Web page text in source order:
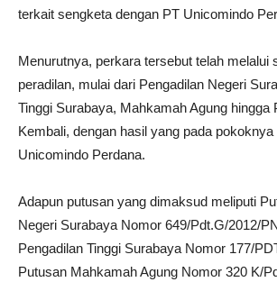
terkait sengketa dengan PT Unicomindo
Menurutnya, perkara tersebut telah melalui
peradilan, mulai dari Pengadilan Negeri
Tinggi Surabaya, Mahkamah Agung hingga
Kembali, dengan hasil yang pada
Unicomindo Perdana.
Adapun putusan yang dimaksud meliputi
Negeri Surabaya Nomor 649/Pdt.G/2012/
Pengadilan Tinggi Surabaya Nomor 177/
Putusan Mahkamah Agung Nomor 320 K/